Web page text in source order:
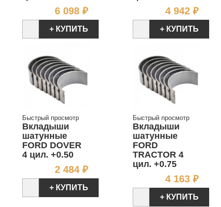
6 098 ₽Цена
+ КУПИТЬ
4 942 ₽
+ КУПИТЬ
Быстрый просмотр
Вкладыши
шатунные
FORD DOVER
4 цил. +0.50
2 484 ₽Цена
+ КУПИТЬ
Быстрый просмотр
Вкладыши
шатунные
FORD
TRACTOR 4
цил. +0.75
4 163 ₽
+ КУПИТЬ